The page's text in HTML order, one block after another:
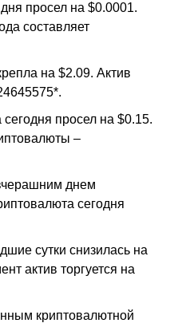
просел на $0.0001.
составляет
на $2.09. Актив
сегодня просел на $0.15.
–
днем
сегодня
сутки снизилась на
актив торгуется на
криптовалютной